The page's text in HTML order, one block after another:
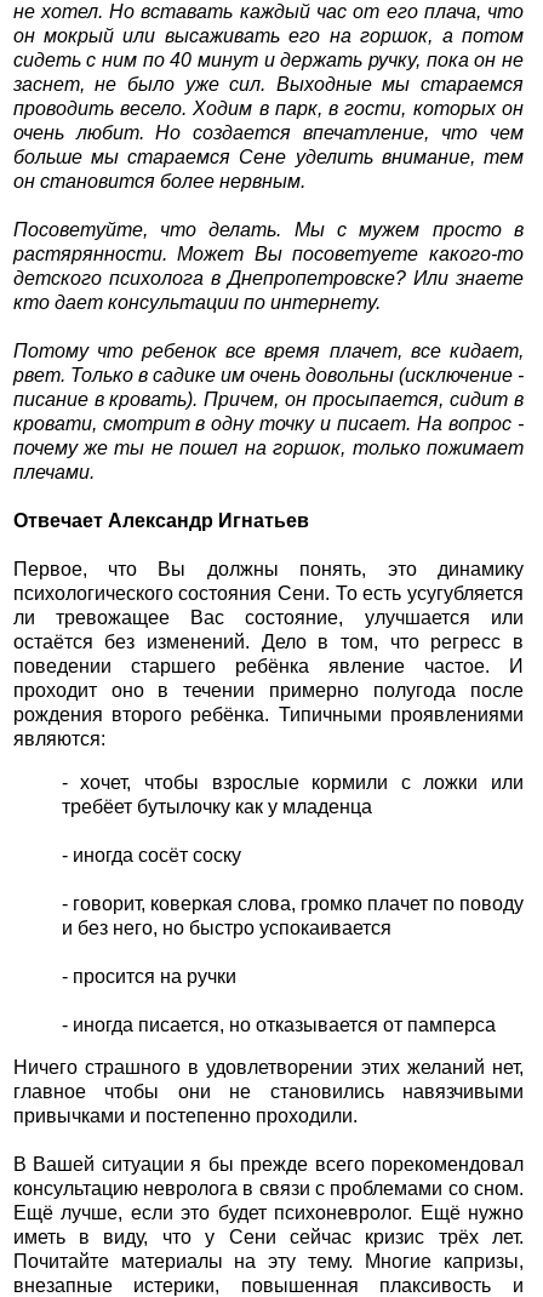
не хотел. Но вставать каждый час от его плача, что
он мокрый или высаживать его на горшок, а потом
сидеть с ним по 40 минут и держать ручку, пока он не
заснет, не было уже сил. Выходные мы стараемся
проводить весело. Ходим в парк, в гости, которых он
очень любит. Но создается впечатление, что чем
больше мы стараемся Сене уделить внимание, тем
он становится более нервным.
Посоветуйте, что делать. Мы с мужем просто в
растярянности. Может Вы посоветуете какого-то
детского психолога в Днепропетровске? Или знаете
кто дает консультации по интернету.
Потому что ребенок все время плачет, все кидает,
рвет. Только в садике им очень довольны (исключение -
писание в кровать). Причем, он просыпается, сидит в
кровати, смотрит в одну точку и писает. На вопрос -
почему же ты не пошел на горшок, только пожимает
плечами.
Отвечает Александр Игнатьев
Первое, что Вы должны понять, это динамику
психологического состояния Сени. То есть усугубляется
ли тревожащее Вас состояние, улучшается или
остаётся без изменений. Дело в том, что регресс в
поведении старшего ребёнка явление частое. И
проходит оно в течении примерно полугода после
рождения второго ребёнка. Типичными проявлениями
являются:
- хочет, чтобы взрослые кормили с ложки или
требёет бутылочку как у младенца
- иногда сосёт соску
- говорит, коверкая слова, громко плачет по поводу
и без него, но быстро успокаивается
- просится на ручки
- иногда писается, но отказывается от памперса
Ничего страшного в удовлетворении этих желаний нет,
главное чтобы они не становились навязчивыми
привычками и постепенно проходили.
В Вашей ситуации я бы прежде всего порекомендовал
консультацию невролога в связи с проблемами со сном.
Ещё лучше, если это будет психоневролог. Ещё нужно
иметь в виду, что у Сени сейчас кризис трёх лет.
Почитайте материалы на эту тему. Многие капризы,
внезапные истерики, повышенная плаксивость и